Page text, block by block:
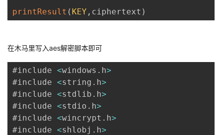
printResult ( KEY , ciphertext )
在木马里写入aes解密脚本即可
#include <windows . h>
#include <string . h>
#include <stdlib . h>
#include <stdio . h>
#include <wincrypt . h>
#include <shlobj . h>